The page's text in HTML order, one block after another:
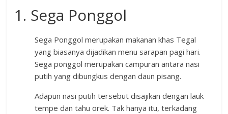
1. Sega Ponggol
Sega Ponggol merupakan makanan khas Tegal
yang biasanya dijadikan menu sarapan pagi hari.
Sega ponggol merupakan campuran antara nasi
putih yang dibungkus dengan daun pisang.
Adapun nasi putih tersebut disajikan dengan lauk
tempe dan tahu orek. Tak hanya itu, terkadang